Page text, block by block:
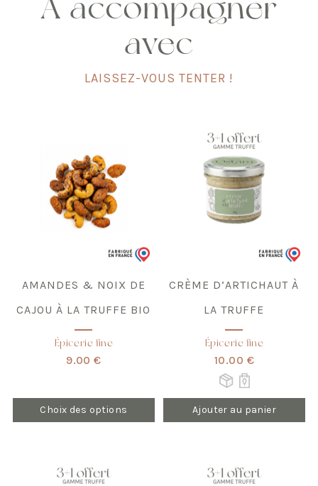
avec
LAISSEZ-VOUS TENTER !
AMANDES & NOIX DE
CAJOU À LA TRUFFE BIO
Épicerie fine
9.00 €
Choix des options
peuvent
choisies
CRÈME D’ARTICHAUT À
LA TRUFFE
Épicerie fine
10.00 €
Ajouter au panier